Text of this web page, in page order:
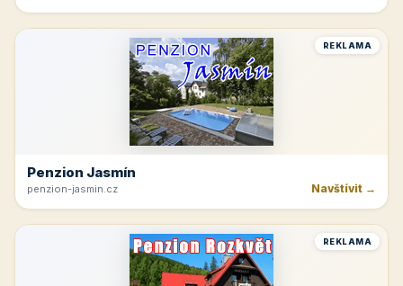
REKLAMA
Penzion Jasmín
penzion-jasmin.cz Navštívit →
REKLAMA